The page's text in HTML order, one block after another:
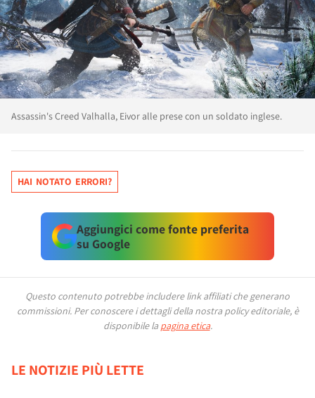
Assassin's Creed Valhalla, Eivor alle prese con un soldato inglese.
HAI NOTATO ERRORI?
Aggiungici come fonte preferita
su Google
Questo contenuto potrebbe includere link affiliati che generano
commissioni. Per conoscere i dettagli della nostra policy editoriale, è
disponibile la pagina etica.
LE NOTIZIE PIÙ LETTE